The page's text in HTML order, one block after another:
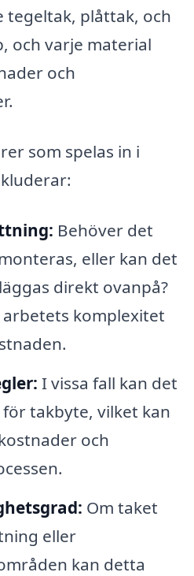
tegeltak, plåttak, och
och varje material
och
som spelas in i
Behöver det
eller kan det
direkt ovanpå?
komplexitet
I vissa fall kan det
takbyte, vilket kan
och
Om taket
eller
kan detta